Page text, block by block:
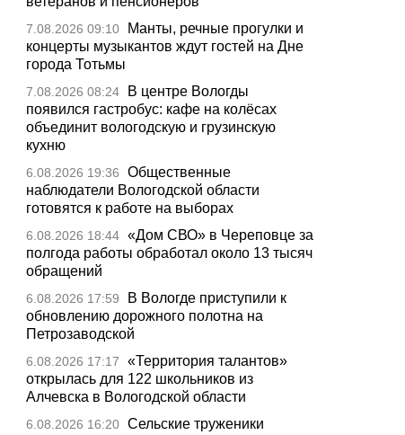
7.08.2026 09:10
Манты, речные прогулки и
концерты музыкантов ждут гостей на Дне
города Тотьмы
7.08.2026 08:24
В центре Вологды
появился гастробус: кафе на колёсах
объединит вологодскую и грузинскую
кухню
6.08.2026 19:36
Общественные
наблюдатели Вологодской области
готовятся к работе на выборах
6.08.2026 18:44 «Дом СВО» в Череповце за
полгода работы обработал около 13 тысяч
обращений
6.08.2026 17:59
В Вологде приступили к
обновлению дорожного полотна на
Петрозаводской
6.08.2026 17:17
«Территория талантов»
открылась для 122 школьников из
Алчевска в Вологодской области
6.08.2026 16:20 Сельские труженики